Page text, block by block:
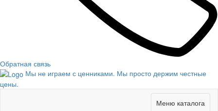
Обратная связь
Мы не играем с ценниками. Мы просто держим честные
цены.
Меню каталога